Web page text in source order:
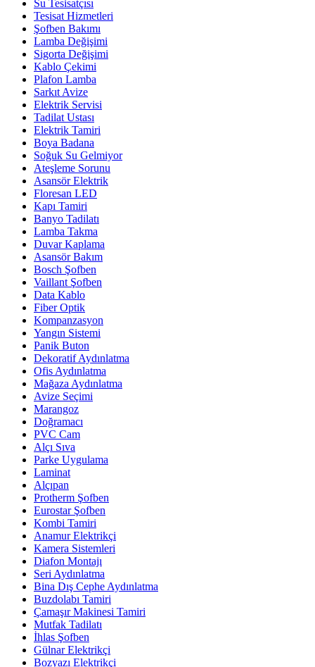
Su Tesisatçısı
Tesisat Hizmetleri
Şofben Bakımı
Lamba Değişimi
Sigorta Değişimi
Kablo Çekimi
Plafon Lamba
Sarkıt Avize
Elektrik Servisi
Tadilat Ustası
Elektrik Tamiri
Boya Badana
Soğuk Su Gelmiyor
Ateşleme Sorunu
Asansör Elektrik
Floresan LED
Kapı Tamiri
Banyo Tadilatı
Lamba Takma
Duvar Kaplama
Asansör Bakım
Bosch Şofben
Vaillant Şofben
Data Kablo
Fiber Optik
Kompanzasyon
Yangın Sistemi
Panik Buton
Dekoratif Aydınlatma
Ofis Aydınlatma
Mağaza Aydınlatma
Avize Seçimi
Marangoz
Doğramacı
PVC Cam
Alçı Sıva
Parke Uygulama
Laminat
Alçıpan
Protherm Şofben
Eurostar Şofben
Kombi Tamiri
Anamur Elektrikçi
Kamera Sistemleri
Diafon Montajı
Seri Aydınlatma
Bina Dış Cephe Aydınlatma
Buzdolabı Tamiri
Çamaşır Makinesi Tamiri
Mutfak Tadilatı
İhlas Şofben
Gülnar Elektrikçi
Bozyazı Elektrikçi